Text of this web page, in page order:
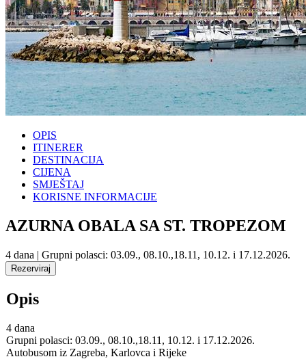
OPIS
ITINERER
DESTINACIJA
CIJENA
SMJEŠTAJ
KORISNE INFORMACIJE
AZURNA OBALA SA ST. TROPEZOM
4 dana | Grupni polasci: 03.09., 08.10.,18.11, 10.12. i 17.12.2026.
Opis
4 dana
Grupni polasci: 03.09., 08.10.,18.11, 10.12. i 17.12.2026.
Autobusom iz Zagreba, Karlovca i Rijeke